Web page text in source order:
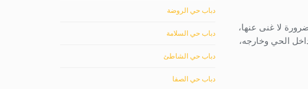
لا غنى عنها،
الحي وخارجه،
دباب حي الروضة
دباب حي السلامة
دباب حي الشاطئ
دباب حي الصفا